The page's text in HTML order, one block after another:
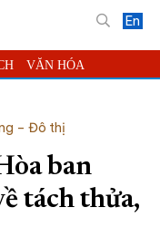
En
VĂN HÓA
BẠN ĐỌC
BÁO ONLINE
– Đô thị
ban
tách thửa,